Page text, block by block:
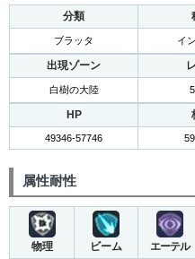
分類
ブラッタ イ
出現ゾーン
白樹の大陸
HP
49346-57746
属性耐性
物理 ビーム エーテル